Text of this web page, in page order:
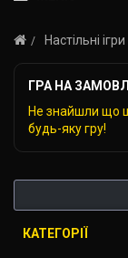
Настільні ігри
ГРА НА
Не знайшли що
будь-яку гру!
КАТЕГОРІЇ